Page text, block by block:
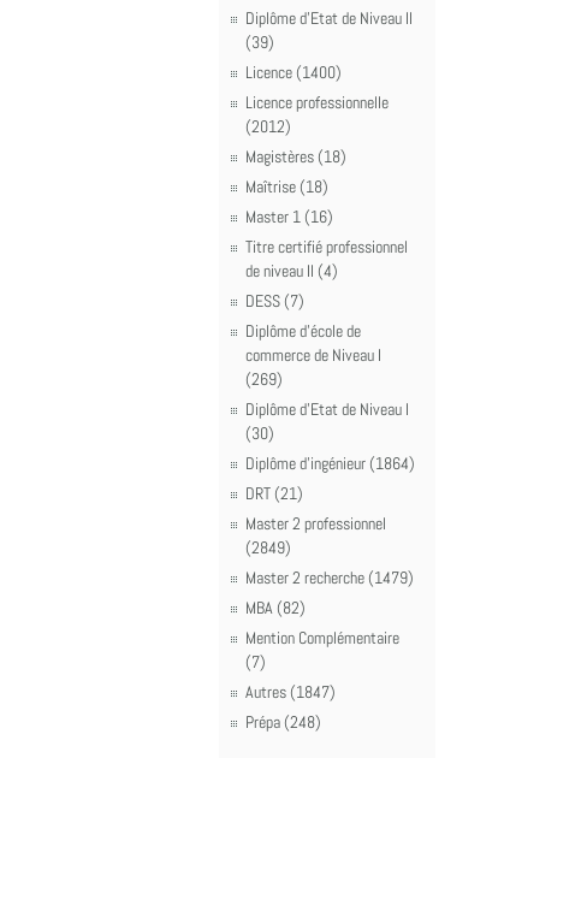
Diplôme d'Etat de Niveau II
(39)
Licence (1400)
Licence professionnelle
(2012)
Magistères (18)
Maîtrise (18)
Master 1 (16)
Titre certifié professionnel
de niveau II (4)
DESS (7)
Diplôme d'école de
commerce de Niveau I
(269)
Diplôme d'Etat de Niveau I
(30)
Diplôme d'ingénieur (1864)
DRT (21)
Master 2 professionnel
(2849)
Master 2 recherche (1479)
MBA (82)
Mention Complémentaire
(7)
Autres (1847)
Prépa (248)